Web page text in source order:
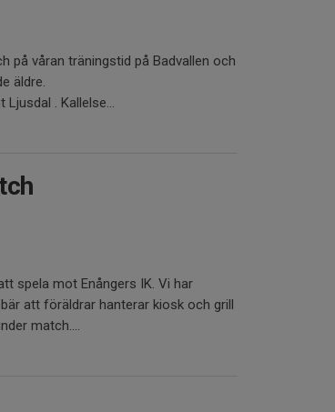
på våran träningstid på Badvallen och
äldre.
. Kallelse...
spela mot Enångers IK. Vi har
att föräldrar hanterar kiosk och grill
match....